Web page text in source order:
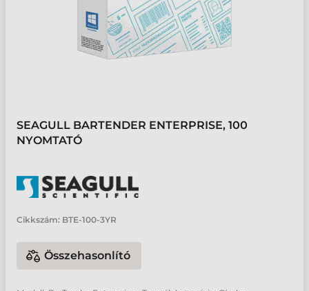
SEAGULL BARTENDER ENTERPRISE, 100
NYOMTATÓ
Cikkszám: BTE-100-3YR
Összehasonlító